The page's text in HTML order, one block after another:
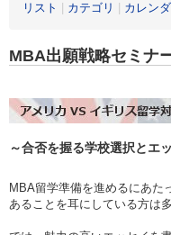
リスト カテゴリ カレン
MBA出願戦略セミナ
～合否を握る学校選択とエ
MBA留学準備を進めるにあた
あることを耳にしている方は